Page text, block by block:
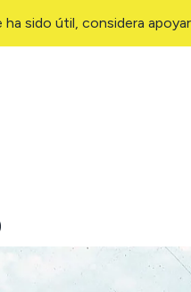
sido útil, considera